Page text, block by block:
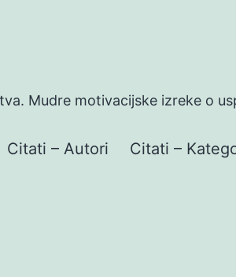
Mudre motivacijske izreke o
Citati – Autori Citati –